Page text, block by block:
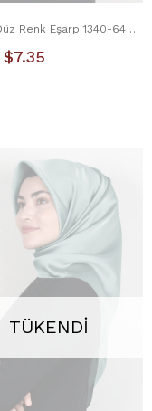
Piramit Düz Renk Eşarp 1340-64 Zümrüt
$7.35
TÜKENDI